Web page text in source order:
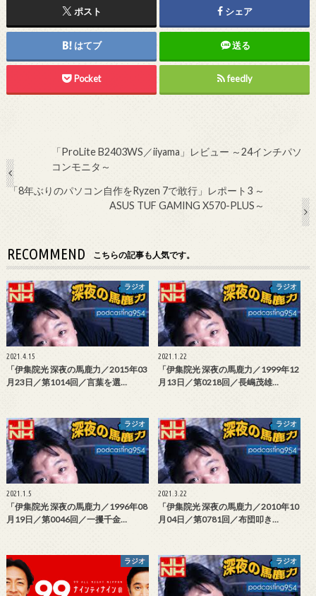
ポスト シェア
はてブ 送る
Pocket feedly
「ProLite B2403WS／iiyama」レビュー ～24インチパソ
コンモニタ～
「8年ぶりのパソコン自作をRyzen 7で敢行」レポート3 ～
ASUS TUF GAMING X570-PLUS～
RECOMMEND こちらの記事も人気です。
ラジオ
2021.4.15
「伊集院光 深夜の馬鹿力／2015年03
月23日／第1014回／言葉を選…
ラジオ
2021.1.22
「伊集院光 深夜の馬鹿力／1999年12
月13日／第0218回／長嶋茂雄…
ラジオ
2021.1.5
「伊集院光 深夜の馬鹿力／1996年08
月19日／第0046回／一攫千金…
ラジオ
2021.3.22
「伊集院光 深夜の馬鹿力／2010年10
月04日／第0781回／布団叩き…
ラジオ ラジオ